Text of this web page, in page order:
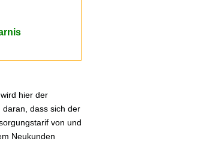
hier der
dass sich der
von und
Neukunden